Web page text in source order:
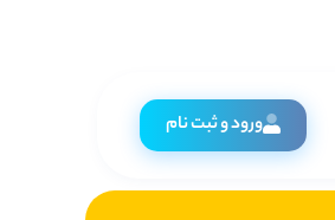
ورود و ثبت نام